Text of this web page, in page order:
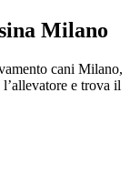
Milano
cani Milano,
e trova il